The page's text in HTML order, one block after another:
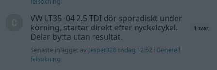
VW LT35 -04 2.5 TDI dör sporadiskt under
körning, startar direkt efter nyckelcykel.
Delar bytta utan resultat.
1 svar
Senaste inlägget av Jesper328 tisdag 12:52 i Generell
felsökning